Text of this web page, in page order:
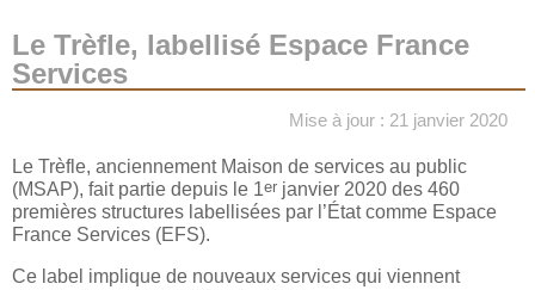
Le Trèfle, labellisé Espace France
Services
Mise à jour : 21 janvier 2020
Le Trèfle, anciennement Maison de services au public
(MSAP), fait partie depuis le 1er janvier 2020 des 460
premières structures labellisées par l’État comme Espace
France Services (EFS).
Ce label implique de nouveaux services qui viennent